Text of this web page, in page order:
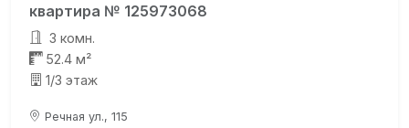
квартира № 125973068
3 комн.
52.4 м²
1/3 этаж
Речная ул., 115